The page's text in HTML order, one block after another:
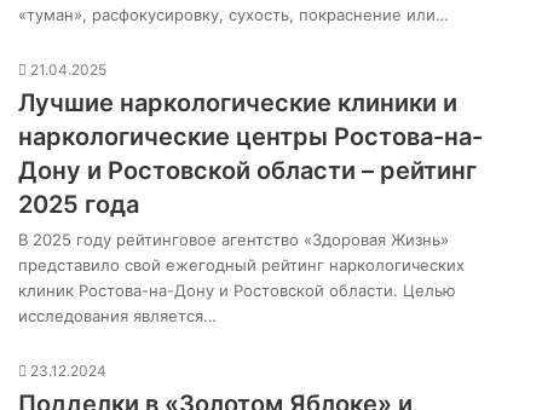
«туман», расфокусировку, сухость, покраснение или…
21.04.2025
Лучшие наркологические клиники и
наркологические центры Ростова-на-
Дону и Ростовской области – рейтинг
2025 года
В 2025 году рейтинговое агентство «Здоровая Жизнь»
представило свой ежегодный рейтинг наркологических
клиник Ростова-на-Дону и Ростовской области. Целью
исследования является…
23.12.2024
Подделки в «Золотом Яблоке» и